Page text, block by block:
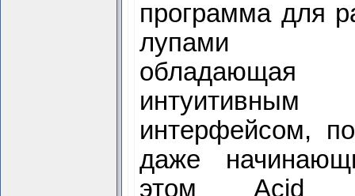
программа для
лупами
обладающая
интуитивным
интерфейсом,
даже
этом Acid